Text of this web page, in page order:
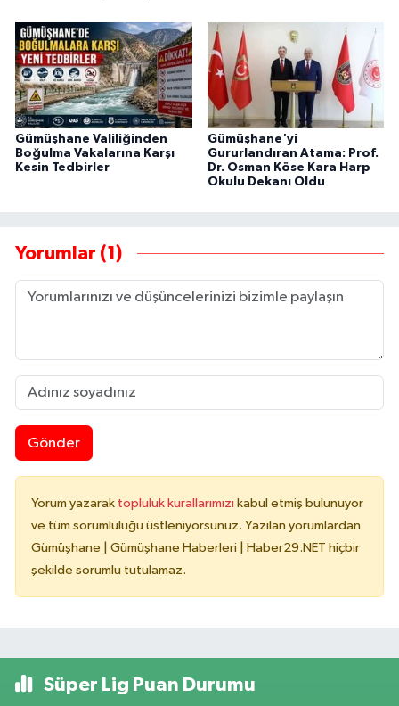
Gümüşhane Valiliğinden
Boğulma Vakalarına Karşı
Kesin Tedbirler
Gümüşhane'yi
Gururlandıran Atama: Prof.
Dr. Osman Köse Kara Harp
Okulu Dekanı Oldu
Yorumlar (1)
Gönder
Yorum yazarak topluluk kurallarımızı kabul etmiş bulunuyor
ve tüm sorumluluğu üstleniyorsunuz. Yazılan yorumlardan
Gümüşhane | Gümüşhane Haberleri | Haber29.NET hiçbir
şekilde sorumlu tutulamaz.
Süper Lig Puan Durumu